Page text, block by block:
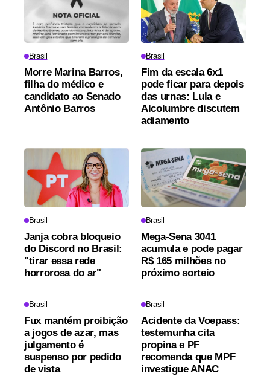
Brasil
Morre Marina Barros,
filha do médico e
candidato ao Senado
Antônio Barros
Brasil
Fim da escala 6x1
pode ficar para depois
das urnas: Lula e
Alcolumbre discutem
adiamento
Brasil
Janja cobra bloqueio
do Discord no Brasil:
"tirar essa rede
horrorosa do ar"
Brasil
Mega-Sena 3041
acumula e pode pagar
R$ 165 milhões no
próximo sorteio
Brasil
Fux mantém proibição
a jogos de azar, mas
julgamento é
suspenso por pedido
de vista
Brasil
Acidente da Voepass:
testemunha cita
propina e PF
recomenda que MPF
investigue ANAC